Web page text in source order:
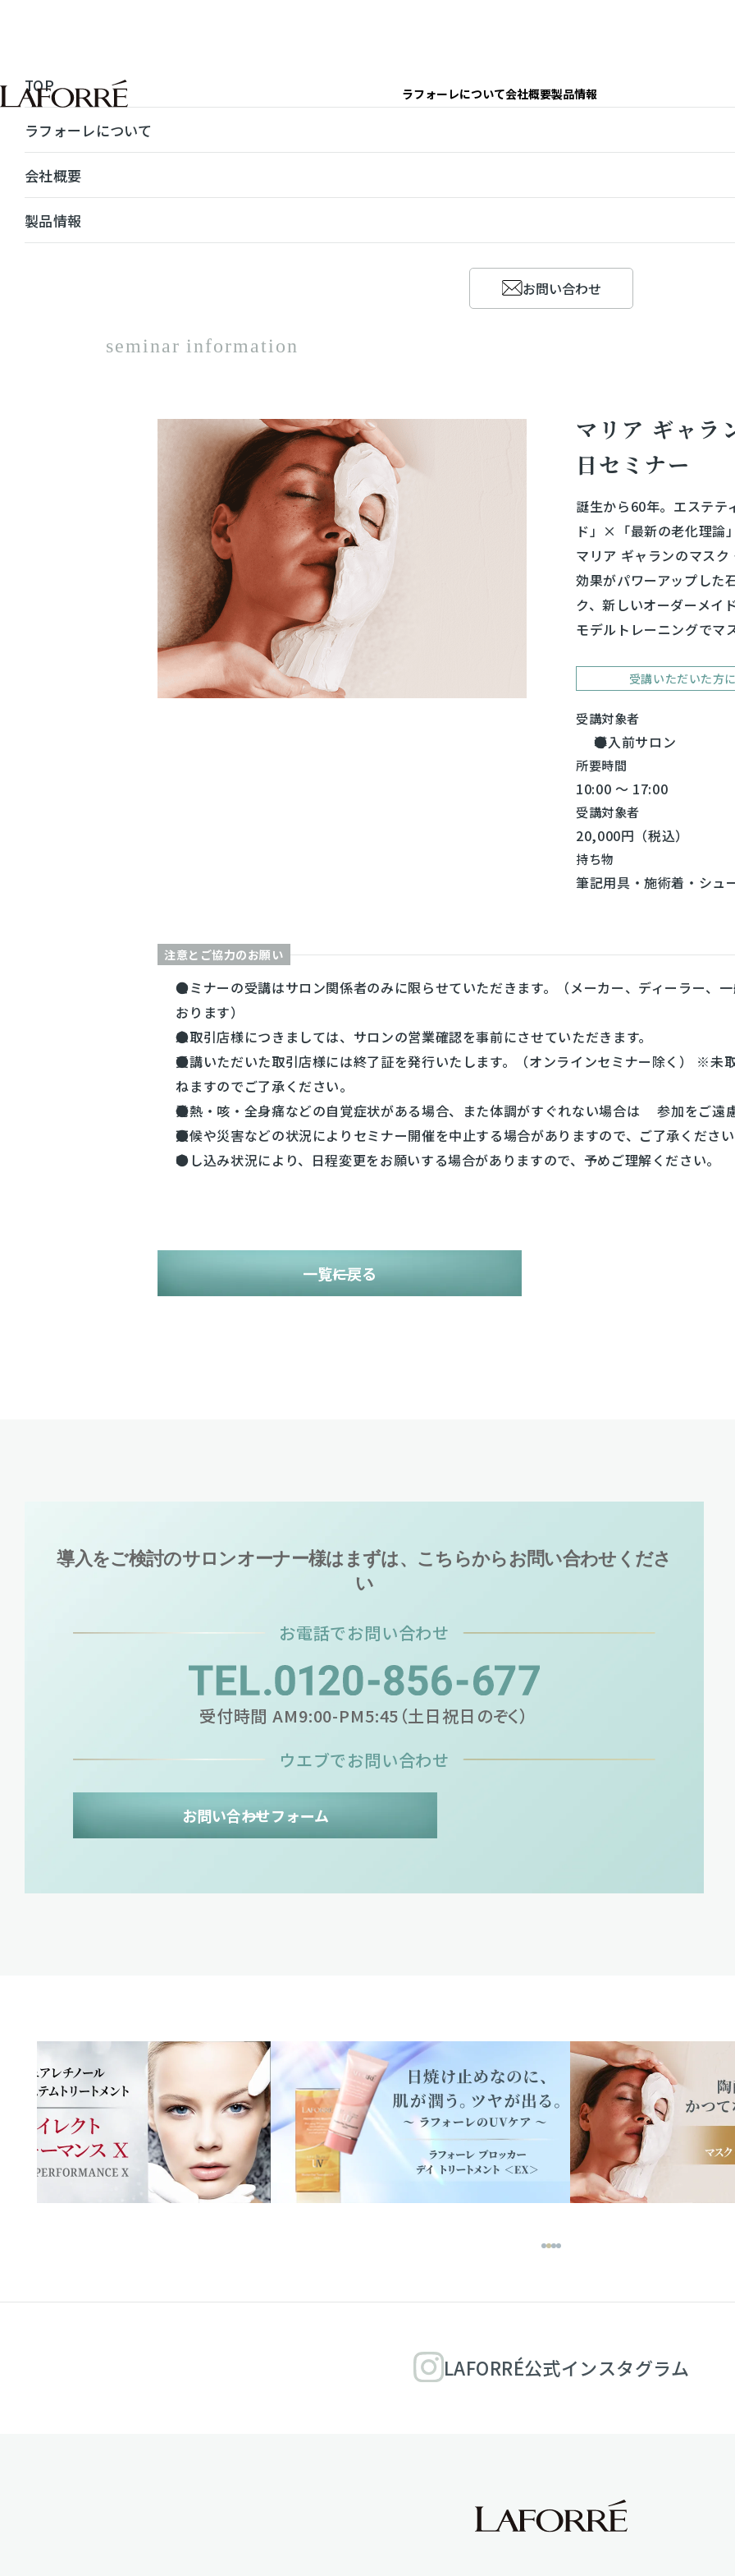
ラフォーレについて会社概要製品情報
TOP
seminar information
マリア ギャラ
日セミナー
誕生から60年。エステテ
ド」×「最新の老化理論
マリア ギャランのマスク
効果がパワーアップした
ク、新しいオーダーメイ
モデルトレーニングでマ
受講いただいた方
受講対象者
導入前サロン
所要時間
10:00 ～ 17:00
受講対象者
20,000円（税込）
持ち物
筆記用具・施術着・シュ
注意とご協力のお願い
セミナーの受講はサロン関係者のみに限らせていただきます。（メーカー、ディーラー、
おります）
未取引店様につきましては、サロンの営業確認を事前にさせていただきます。
受講いただいた取引店様には終了証を発行いたします。（オンラインセミナー除く） ※未
ねますのでご了承ください。
発熱・咳・全身痛などの自覚症状がある場合、また体調がすぐれない場合は 参加をご遠
天候や災害などの状況によりセミナー開催を中止する場合がありますので、ご了承ください
申し込み状況により、日程変更をお願いする場合がありますので、予めご理解ください。
一覧に戻る
導入をご検討のサロンオーナー様は まずは、こちらからお問い合わせくださ
い
お電話でお問い合わせ
受付時間 AM9:00-PM5:45（土日祝日のぞく）
ウエブでお問い合わせ
お問い合わせフォーム
LAFORRÉ公式インスタグラム
TOP
ラフォーレについて
会社概要
製品情報
お問い合わせ